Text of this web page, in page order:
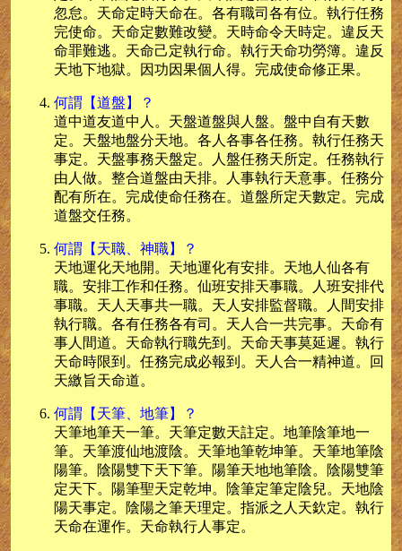
忽怠。天命定時天命在。各有職司各有位。執行任務
完使命。天命定數難改變。天時命令天時定。違反天
命罪難逃。天命己定執行命。執行天命功勞簿。違反
天地下地獄。因功因果個人得。完成使命修正果。
何謂【道盤】？
道中道友道中人。天盤道盤與人盤。盤中自有天數
定。天盤地盤分天地。各人各事各任務。執行任務天
事定。天盤事務天盤定。人盤任務天所定。任務執行
由人做。整合道盤由天排。人事執行天意事。任務分
配有所在。完成使命任務在。道盤所定天數定。完成
道盤交任務。
何謂【天職、神職】？
天地運化天地開。天地運化有安排。天地人仙各有
職。安排工作和任務。仙班安排天事職。人班安排代
事職。天人天事共一職。天人安排監督職。人間安排
執行職。各有任務各有司。天人合一共完事。天命有
事人間道。天命執行職先到。天命天事莫延遲。執行
天命時限到。任務完成必報到。天人合一精神道。回
天繳旨天命道。
何謂【天筆、地筆】？
天筆地筆天一筆。天筆定數天註定。地筆陰筆地一
筆。天筆渡仙地渡陰。天筆地筆乾坤筆。天筆地筆陰
陽筆。陰陽雙下天下筆。陽筆天地地筆陰。陰陽雙筆
定天下。陽筆聖天定乾坤。陰筆定筆定陰兒。天地陰
陽天事定。陰陽之筆天理定。指派之人天欽定。執行
天命在運作。天命執行人事定。